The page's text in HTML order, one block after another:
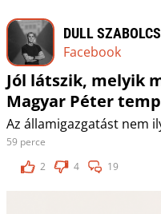
DULL SZABOLCS
Facebook
Jól látszik, melyik
Magyar Péter
Az államigazgatást nem
59 perce
2
4 19